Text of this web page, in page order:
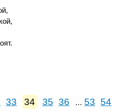
33 34 35 36 … 53 54